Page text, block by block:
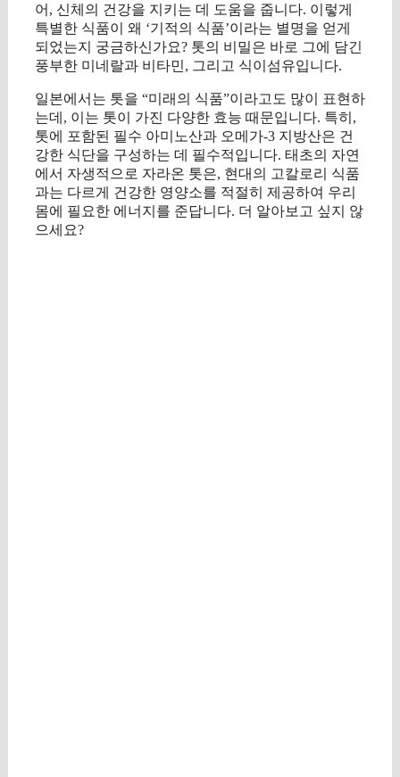
어, 신체의 건강을 지키는 데 도움을 줍니다. 이렇게
특별한 식품이 왜 ‘기적의 식품’이라는 별명을 얻게
되었는지 궁금하신가요? 톳의 비밀은 바로 그에 담긴
풍부한 미네랄과 비타민, 그리고 식이섬유입니다.
일본에서는 톳을 “미래의 식품”이라고도 많이 표현하
는데, 이는 톳이 가진 다양한 효능 때문입니다. 특히,
톳에 포함된 필수 아미노산과 오메가-3 지방산은 건
강한 식단을 구성하는 데 필수적입니다. 태초의 자연
에서 자생적으로 자라온 톳은, 현대의 고칼로리 식품
과는 다르게 건강한 영양소를 적절히 제공하여 우리
몸에 필요한 에너지를 준답니다. 더 알아보고 싶지 않
으세요?